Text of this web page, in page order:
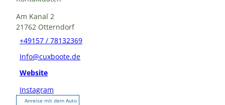
Am Kanal 2
21762 Otterndorf
+49157 / 78132369
Info@cuxboote.de
Website
Instagram
Anreise mit dem Auto